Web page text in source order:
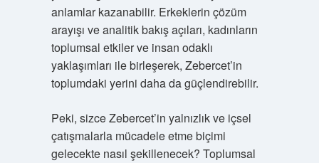
anlamlar kazanabilir. Erkeklerin çözüm
arayışı ve analitik bakış açıları, kadınların
toplumsal etkiler ve insan odaklı
yaklaşımları ile birleşerek, Zebercet’in
toplumdaki yerini daha da güçlendirebilir.
Peki, sizce Zebercet’in yalnızlık ve içsel
çatışmalarla mücadele etme biçimi
gelecekte nasıl şekillenecek? Toplumsal